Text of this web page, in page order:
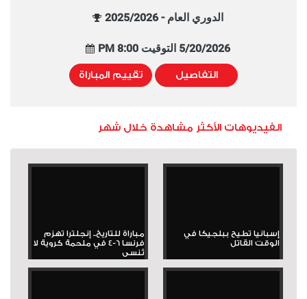
الدوري العام - 2025/2026
5/20/2026 التوقيت 8:00 PM
التفاصيل تقييم المباراة
الفيديوهات الأكثر مشاهدة خلال شهر
إسبانيا تطيح ببلجيكا في
الوقت القاتل
مباراة للتاريخ.. إنجلترا تهزم
فرنسا 6-4 في ملحمة كروية لا
تُنسى